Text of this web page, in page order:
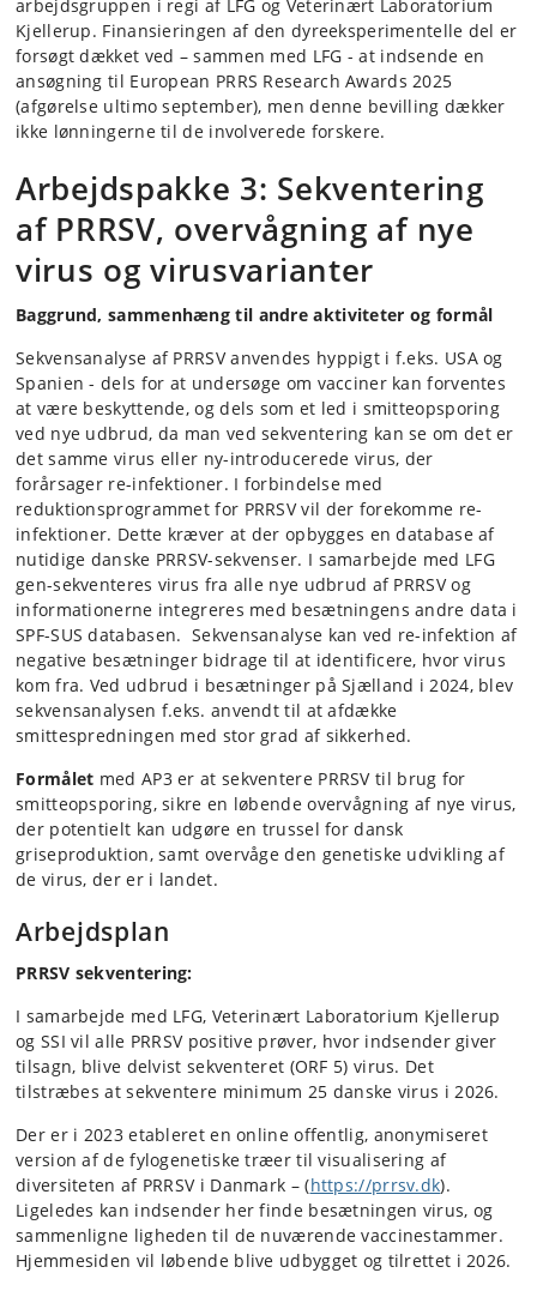
arbejdsgruppen i regi af LFG og Veterinært Laboratorium
Kjellerup. Finansieringen af den dyreeksperimentelle del er
forsøgt dækket ved – sammen med LFG - at indsende en
ansøgning til European PRRS Research Awards 2025
(afgørelse ultimo september), men denne bevilling dækker
ikke lønningerne til de involverede forskere.
Arbejdspakke 3: Sekventering
af PRRSV, overvågning af nye
virus og virusvarianter
Baggrund, sammenhæng til andre aktiviteter og formål
Sekvensanalyse af PRRSV anvendes hyppigt i f.eks. USA og
Spanien - dels for at undersøge om vacciner kan forventes
at være beskyttende, og dels som et led i smitteopsporing
ved nye udbrud, da man ved sekventering kan se om det er
det samme virus eller ny-introducerede virus, der
forårsager re-infektioner. I forbindelse med
reduktionsprogrammet for PRRSV vil der forekomme re-
infektioner. Dette kræver at der opbygges en database af
nutidige danske PRRSV-sekvenser. I samarbejde med LFG
gen-sekventeres virus fra alle nye udbrud af PRRSV og
informationerne integreres med besætningens andre data i
SPF-SUS databasen. Sekvensanalyse kan ved re-infektion af
negative besætninger bidrage til at identificere, hvor virus
kom fra. Ved udbrud i besætninger på Sjælland i 2024, blev
sekvensanalysen f.eks. anvendt til at afdække
smittespredningen med stor grad af sikkerhed.
Formålet med AP3 er at sekventere PRRSV til brug for
smitteopsporing, sikre en løbende overvågning af nye virus,
der potentielt kan udgøre en trussel for dansk
griseproduktion, samt overvåge den genetiske udvikling af
de virus, der er i landet.
Arbejdsplan
PRRSV sekventering:
I samarbejde med LFG, Veterinært Laboratorium Kjellerup
og SSI vil alle PRRSV positive prøver, hvor indsender giver
tilsagn, blive delvist sekventeret (ORF 5) virus. Det
tilstræbes at sekventere minimum 25 danske virus i 2026.
Der er i 2023 etableret en online offentlig, anonymiseret
version af de fylogenetiske træer til visualisering af
diversiteten af PRRSV i Danmark – (https://prrsv.dk).
Ligeledes kan indsender her finde besætningen virus, og
sammenligne ligheden til de nuværende vaccinestammer.
Hjemmesiden vil løbende blive udbygget og tilrettet i 2026.